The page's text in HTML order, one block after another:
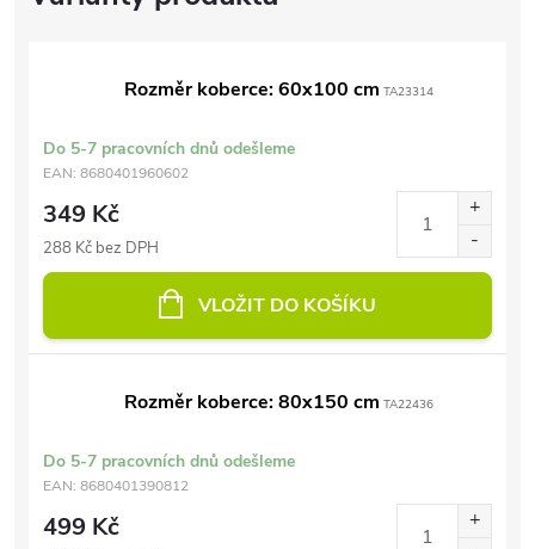
Rozměr koberce: 60x100 cm TA23314
Do 5-7 pracovních dnů odešleme
EAN: 8680401960602
349 Kč
288 Kč bez DPH
VLOŽIT DO KOŠÍKU
Rozměr koberce: 80x150 cm TA22436
Do 5-7 pracovních dnů odešleme
EAN: 8680401390812
499 Kč